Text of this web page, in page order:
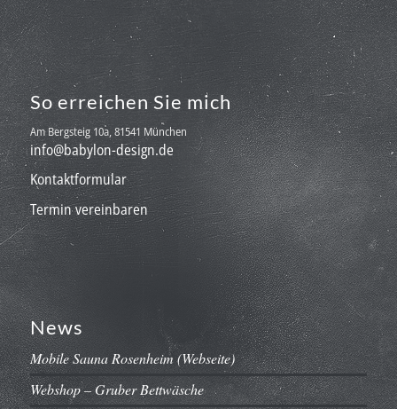
So erreichen Sie mich
Am Bergsteig 10a, 81541 München
info@babylon-design.de
Kontaktformular
Termin vereinbaren
News
Mobile Sauna Rosenheim (Webseite)
Webshop – Gruber Bettwäsche